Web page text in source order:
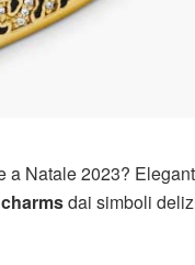
Natale 2023?
dai simboli